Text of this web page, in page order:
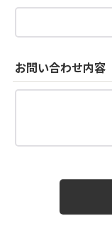
お問い合わせ内容